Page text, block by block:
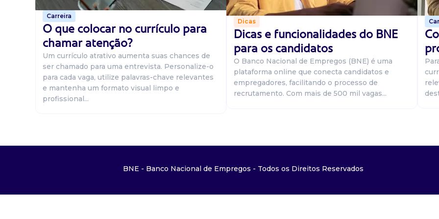
Carreira
O que colocar no currículo para
chamar atenção?
Um currículo atrativo aumenta suas chances de
ser chamado para uma entrevista. Personalize-o
para cada vaga, utilize palavras-chave relevantes
e mantenha um formato visual limpo e
profissional...
Dicas
Dicas e funcionalidades do BNE
para os candidatos
O Banco Nacional de Empregos (BNE) é uma
plataforma online que conecta candidatos e
empregadores, facilitando o processo de
recrutamento. Com mais de 500 mil vagas...
BNE - Banco Nacional de Empregos - Todos os Direitos Reservados